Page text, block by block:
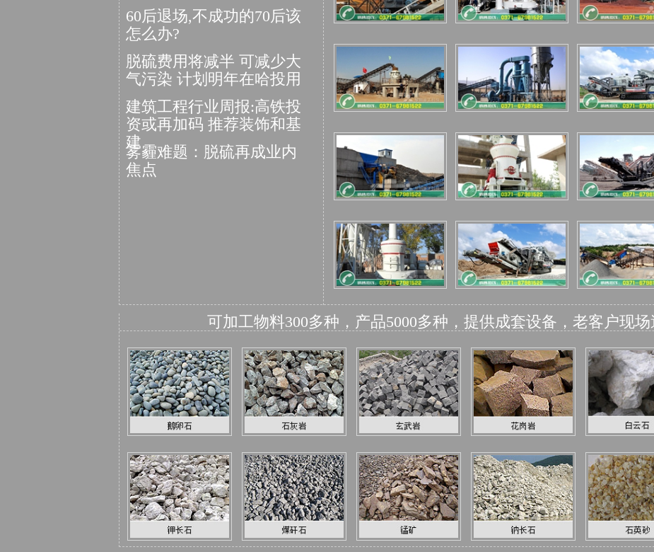
60后退场,不成功的70后该
怎么办?
脱硫费用将减半 可减少大
气污染 计划明年在哈投用
建筑工程行业周报:高铁投
资或再加码 推荐装饰和基
建
雾霾难题：脱硫再成业内
焦点
可加工物料300多种，产品5000多种，提供成套设备，老客户现